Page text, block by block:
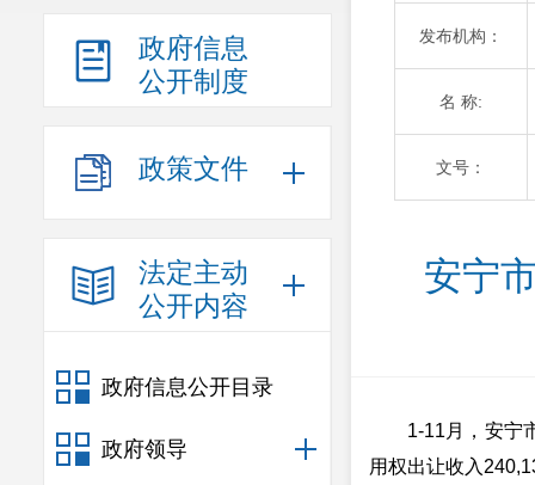
政府信息
公开制度
政策文件
法定主动
公开内容
政府信息公开目录
政府领导
发布机构：
名 称:
文号：
安宁
1-11月，安宁市
用权出让收入